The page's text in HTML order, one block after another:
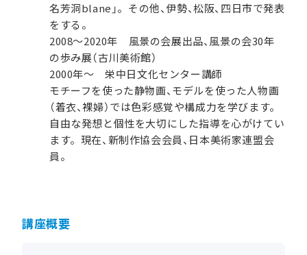
名芳洞blane」。その他、伊勢、松阪、四日市で発表
をする。
2008～2020年 風景の会展出品、風景の会30年
の歩み展（古川美術館）
2000年～ 栄中日文化センター講師
モチーフを使った静物画、モデルを使った人物画
（着衣、裸婦）では色彩感覚や構成力を学びます。
自由な発想と個性を大切にした指導を心がけてい
ます。現在、新制作協会会員、日本美術家連盟会
員。
講座概要